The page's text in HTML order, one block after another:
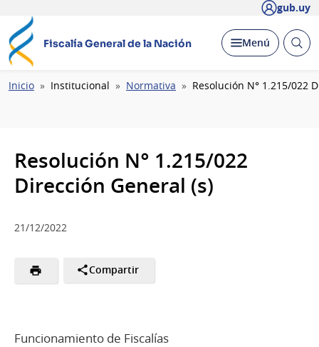
gub.uy
Fiscalía General de la Nación Desplegar
Menú Abrir
Ruta
Inicio Institucional Normativa Resolución N° 1.215/022
Resolución N° 1.215/022
Dirección General (s)
21/12/2022
Compartir
Funcionamiento de Fiscalías